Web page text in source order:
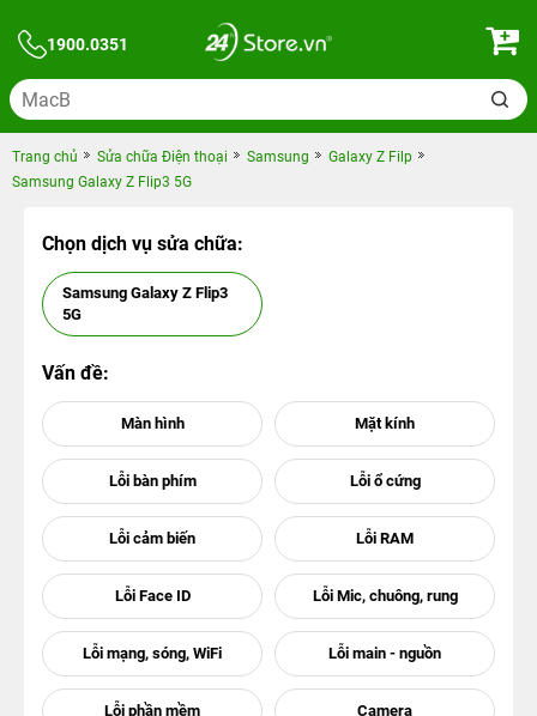
1900.0351
Trang chủ Sửa chữa Điện thoại Samsung
Galaxy Z Filp
Samsung Galaxy Z Flip3 5G
Chọn dịch vụ sửa chữa:
Samsung Galaxy Z Flip3
5G
Vấn đề: